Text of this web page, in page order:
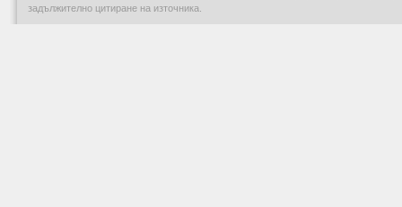
задължително цитиране на източника.